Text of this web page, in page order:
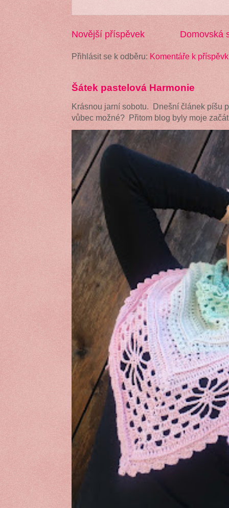
Novější příspěvek Domovská
Přihlásit se k odběru: Komentáře k
Šátek pastelová Harmonie
Krásnou jarní sobotu. Dnešní článek píšu
vůbec možné? Přitom blog byly moje